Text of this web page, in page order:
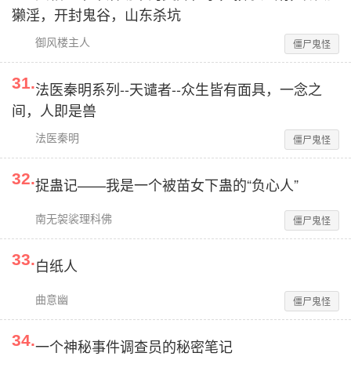
獭淫，开封鬼谷，山东杀坑
御风楼主人 僵尸鬼怪
31.法医秦明系列--天谴者--众生皆有面具，一念之
间，人即是兽
法医秦明 僵尸鬼怪
32.捉蛊记——我是一个被苗女下蛊的“负心人”
南无袈裟理科佛 僵尸鬼怪
33.白纸人
曲意幽 僵尸鬼怪
34.一个神秘事件调查员的秘密笔记